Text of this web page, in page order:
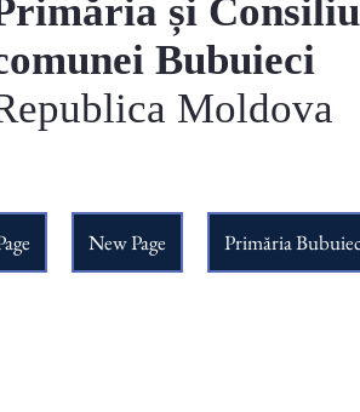
și
Bubuieci
Moldova
New Page Primăria